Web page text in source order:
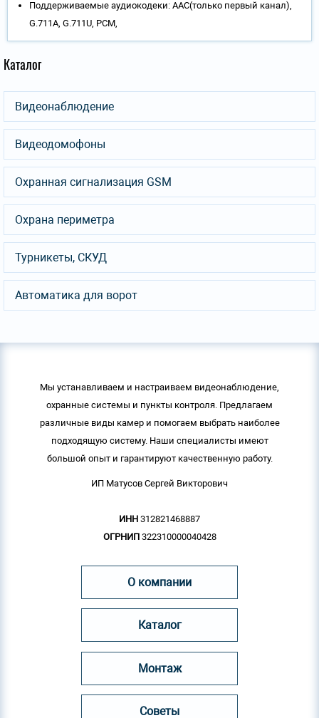
Поддерживаемые аудиокодеки: AAC(только первый канал),
G.711A, G.711U, PCM,
Каталог
Видеонаблюдение
Видеодомофоны
Охранная сигнализация GSM
Охрана периметра
Турникеты, СКУД
Автоматика для ворот
Мы устанавливаем и настраиваем видеонаблюдение,
охранные системы и пункты контроля. Предлагаем
различные виды камер и помогаем выбрать наиболее
подходящую систему. Наши специалисты имеют
большой опыт и гарантируют качественную работу.
ИП Матусов Сергей Викторович
ИНН 312821468887
ОГРНИП322310000040428
О компании
Каталог
Монтаж
Советы